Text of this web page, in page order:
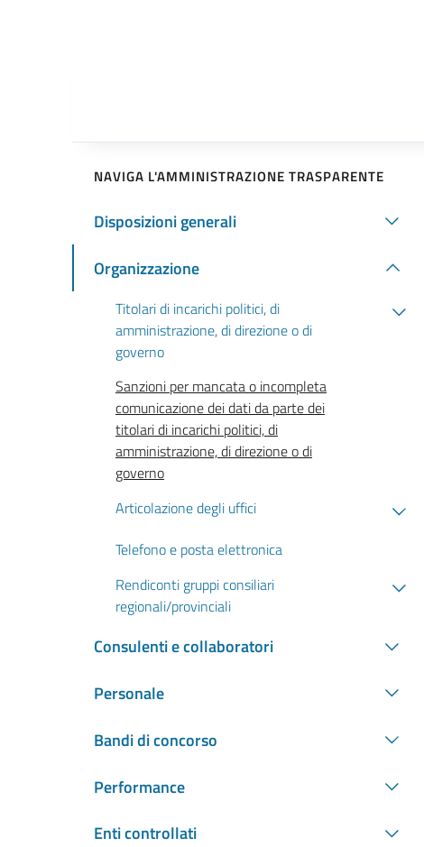
NAVIGA L'AMMINISTRAZIONE TRASPARENTE
Disposizioni generali
Organizzazione
Titolari di incarichi politici, di
amministrazione, di direzione o di
governo
Sanzioni per mancata o incompleta
comunicazione dei dati da parte dei
titolari di incarichi politici, di
amministrazione, di direzione o di
governo
Articolazione degli uffici
Telefono e posta elettronica
Rendiconti gruppi consiliari
regionali/provinciali
Consulenti e collaboratori
Personale
Bandi di concorso
Performance
Enti controllati